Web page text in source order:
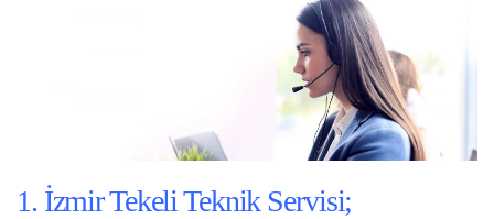
1. İzmir Tekeli Teknik Servisi;